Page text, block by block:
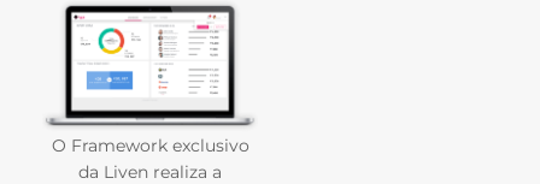
O Framework exclusivo
da Liven realiza a